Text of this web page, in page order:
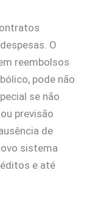
O
reembolsos
pode não
se não
previsão
de
sistema
e até